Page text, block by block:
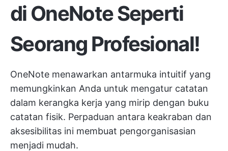
di OneNote Seperti
Seorang Profesional!
OneNote menawarkan antarmuka intuitif yang
memungkinkan Anda untuk mengatur catatan
dalam kerangka kerja yang mirip dengan buku
catatan fisik. Perpaduan antara keakraban dan
aksesibilitas ini membuat pengorganisasian
menjadi mudah.